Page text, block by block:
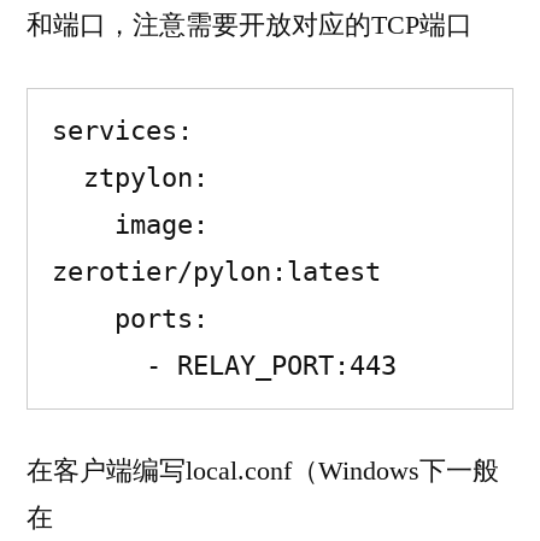
和端口，注意需要开放对应的TCP端口
services:
zerotier/pylon:latest
      - RELAY_PORT:443
在客户端编写local.conf（Windows下一般
在